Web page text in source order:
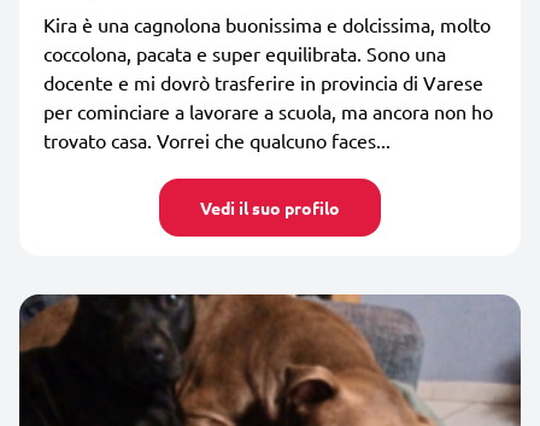
Kira è una cagnolona buonissima e dolcissima, molto
coccolona, pacata e super equilibrata. Sono una
docente e mi dovrò trasferire in provincia di Varese
per cominciare a lavorare a scuola, ma ancora non ho
trovato casa. Vorrei che qualcuno faces...
Vedi il suo profilo